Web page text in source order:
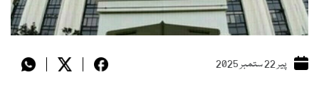
پیر 22 ستمبر 2025